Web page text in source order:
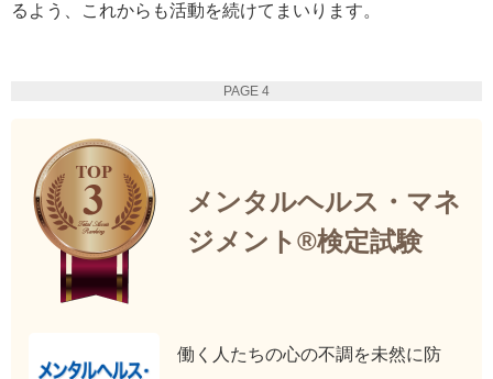
るよう、これからも活動を続けてまいります。
PAGE 4
メンタルヘルス・マネ
ジメント®検定試験
働く人たちの心の不調を未然に防